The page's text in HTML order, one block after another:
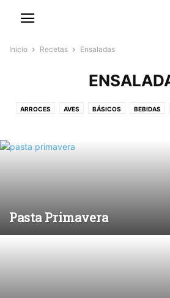
Inicio Recetas Ensaladas
ARROCES AVES BÁSICOS BEBIDAS
Pasta Primavera